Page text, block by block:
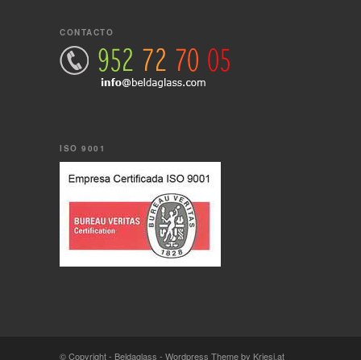
CONTACTO
ISO 9001
© Copyright - Beldaglass - Wordpress Theme by Kriesi.at